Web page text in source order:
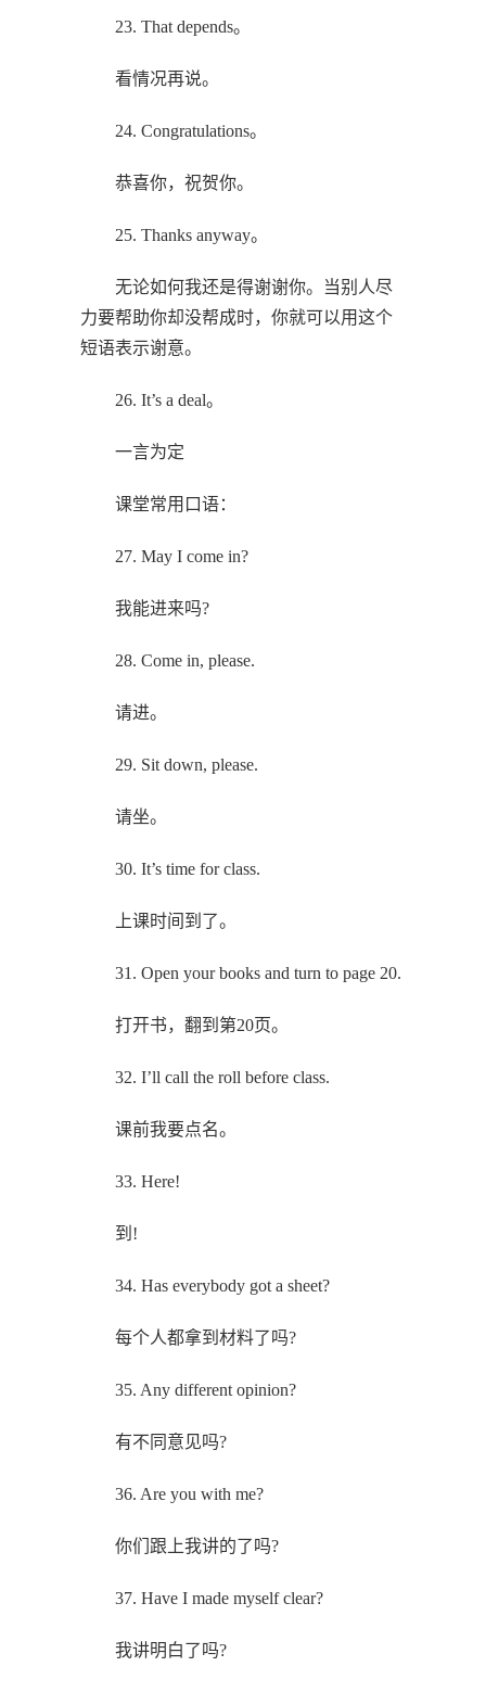
23. That depends。
看情况再说。
24. Congratulations。
恭喜你，祝贺你。
25. Thanks anyway。
无论如何我还是得谢谢你。当别人尽
力要帮助你却没帮成时，你就可以用这个
短语表示谢意。
26. It’s a deal。
一言为定
课堂常用口语：
27. May I come in?
我能进来吗?
28. Come in, please.
请进。
29. Sit down, please.
请坐。
30. It’s time for class.
上课时间到了。
31. Open your books and turn to page 20.
打开书，翻到第20页。
32. I’ll call the roll before class.
课前我要点名。
33. Here!
到!
34. Has everybody got a sheet?
每个人都拿到材料了吗?
35. Any different opinion?
有不同意见吗?
36. Are you with me?
你们跟上我讲的了吗?
37. Have I made myself clear?
我讲明白了吗?